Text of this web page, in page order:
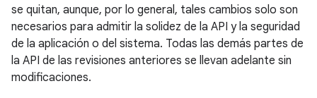
se quitan, aunque, por lo general, tales cambios solo son
necesarios para admitir la solidez de la API y la seguridad
de la aplicación o del sistema. Todas las demás partes de
la API de las revisiones anteriores se llevan adelante sin
modificaciones.